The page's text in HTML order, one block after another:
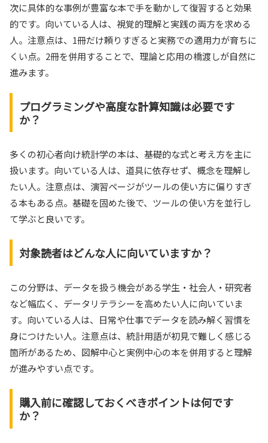
次に具体的な事例が豊富な本で手を動かして復習すると効果
的です。向いている人は、視覚的理解と実践の両方を求める
人。注意点は、1冊だけ頼りすぎると実務での適用力が育ちに
くい点。2冊を併用することで、理論と応用の橋渡しが自然に
進みます。
プログラミングや高度な計算知識は必要です
か？
多くの初心者向け統計学の本は、基礎的な式と考え方を主に
扱います。向いている人は、道具に依存せず、概念を理解し
たい人。注意点は、演習ページがツールの使い方に偏りすぎ
る本もある点。基礎を固めた後で、ツールの使い方を並行し
て学ぶと良いです。
対象読者はどんな人に向いていますか？
この分野は、データを扱う機会がある学生・社会人・研究者
など幅広く、データリテラシーを高めたい人に向いていま
す。向いている人は、日常や仕事でデータを読み解く習慣を
身につけたい人。注意点は、統計用語が初見で難しく感じる
箇所があるため、図解中心と実例中心の本を併用すると理解
が進みやすい点です。
購入前に確認しておくべきポイントは何です
か？